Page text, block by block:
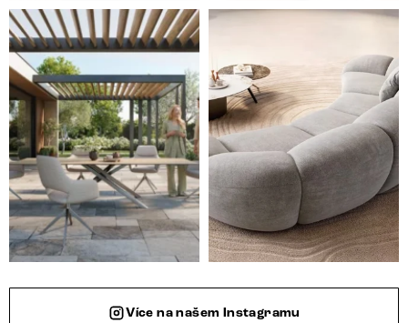
Styl, odolnost a společné chvíle pod širým nebem.
Ne každá pohovka je jen
Více na našem Instagramu